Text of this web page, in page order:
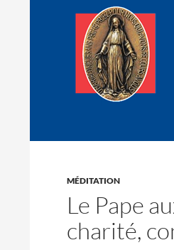
Association de la
MÉDITATION
Le Pape
charité,